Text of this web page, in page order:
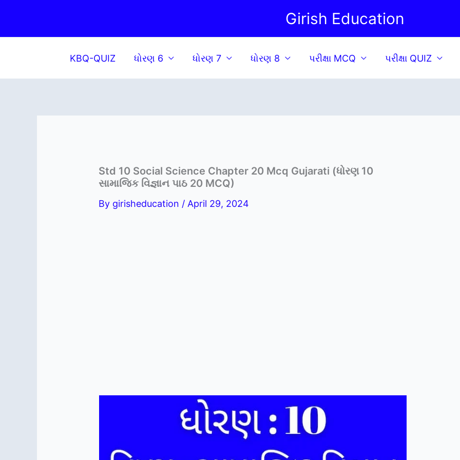
content
Girish Education
KBQ-QUIZ ધોરણ 6 ધોરણ 7 ધોરણ 8 પરીક્ષા MCQ પરીક્ષા QUIZ
Std 10 Social Science Chapter 20 Mcq Gujarati (ધોરણ 10
સામાજિક વિજ્ઞાન પાઠ 20 MCQ)
By girisheducation / April 29, 2024